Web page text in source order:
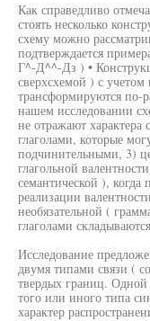
Как справедливо
стоять несколько
схему можно
подтверждается
Г^-Д^^-Дз ) •
сверхсхемой ) с
трансформируются по-
нашем исследовании
не отражают
глаголами, которые
подчинительными, 3)
глагольной
семантической ),
реализации
необязательной (
глаголами
Исследование
двумя типами связи (
твердых границ.
того или иного типа
характер